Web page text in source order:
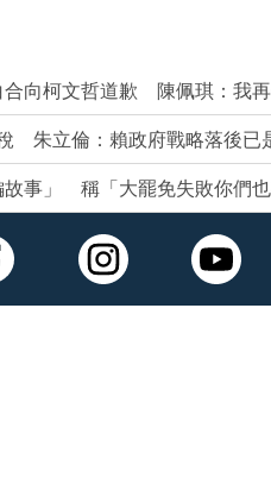
合向柯文哲道歉 陳佩琪：我
朱立倫：賴政府戰略落後已
事」 稱「大罷免失敗你們也